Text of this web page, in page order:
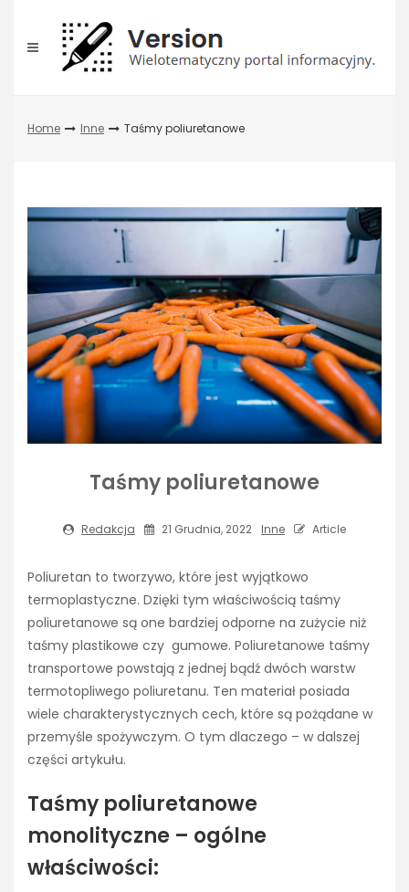
content
Home Inne Taśmy poliuretanowe
Taśmy poliuretanowe
Redakcja 21 Grudnia, 2022 Inne Article
Poliuretan to tworzywo, które jest wyjątkowo
termoplastyczne. Dzięki tym właściwością taśmy
poliuretanowe są one bardziej odporne na zużycie niż
taśmy plastikowe czy gumowe. Poliuretanowe taśmy
transportowe powstają z jednej bądź dwóch warstw
termotopliwego poliuretanu. Ten materiał posiada
wiele charakterystycznych cech, które są pożądane w
przemyśle spożywczym. O tym dlaczego – w dalszej
części artykułu.
Taśmy poliuretanowe
monolityczne – ogólne
właściwości: